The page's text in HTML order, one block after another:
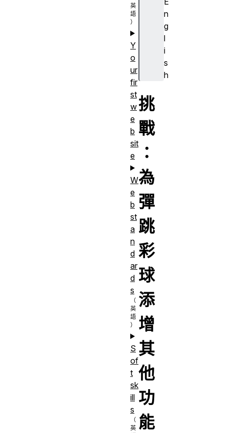
n
g
l
i
s
h
挑
戰
：
為
彈
跳
彩
球
添
增
其
他
功
能
Y
o
ur
fir
st
w
e
b
sit
e
W
e
b
st
a
n
d
ar
d
s
S
of
t
sk
ill
s